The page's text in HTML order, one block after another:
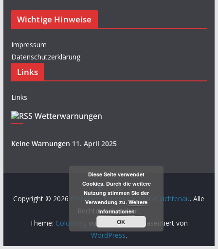
Wichtige Hinweise
Impressum
Datenschutzerklärung
Links
Links
Wetterwarnungen
Keine Warnungen 11. April 2025
Copyright © 2026 Freiwillige Feuerwehr Markt Lichtenau. Alle
Rechte vorbehalten.
Theme: ColorMag
von ThemeGrill. Präsentiert von
WordPress.
Diese Seite verwendet
Cookies. Durch die weitere
Nutzung stimmen Sie der
Verwendung zu. Weitere
Informationen
OK